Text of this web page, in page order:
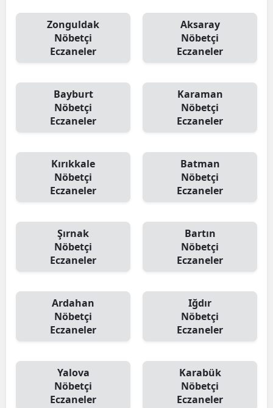
Zonguldak
Nöbetçi
Eczaneler
Aksaray
Nöbetçi
Eczaneler
Bayburt
Nöbetçi
Eczaneler
Karaman
Nöbetçi
Eczaneler
Kırıkkale
Nöbetçi
Eczaneler
Batman
Nöbetçi
Eczaneler
Şırnak
Nöbetçi
Eczaneler
Bartın
Nöbetçi
Eczaneler
Ardahan
Nöbetçi
Eczaneler
Iğdır
Nöbetçi
Eczaneler
Yalova
Nöbetçi
Eczaneler
Karabük
Nöbetçi
Eczaneler